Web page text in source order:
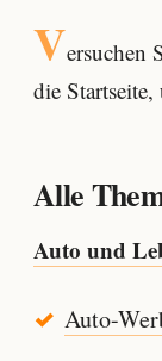
Versuchen
die
Alle
Auto und
Auto-